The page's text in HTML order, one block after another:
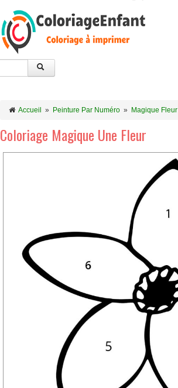
Accueil » Peinture Par Numéro » Magique Fleur
Coloriage Magique Une Fleur